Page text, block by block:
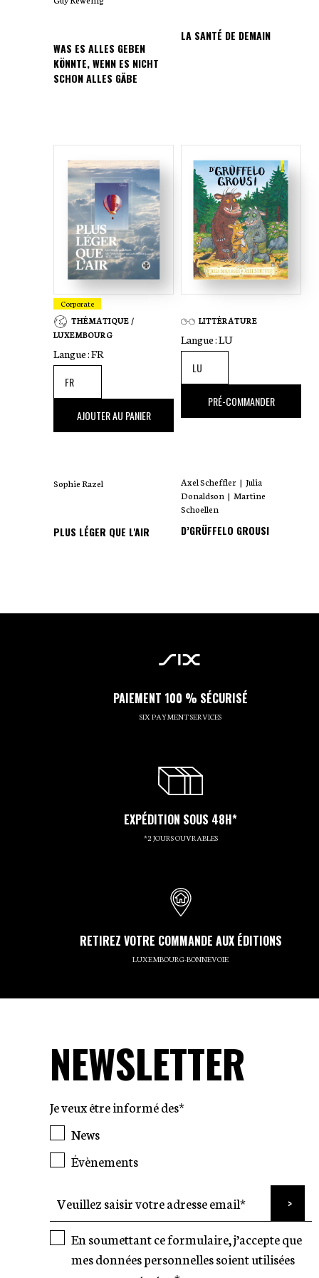
WAS ES ALLES GEBEN
KÖNNTE, WENN ES NICHT
SCHON ALLES GÄBE
LA SANTÉ DE DEMAIN
Corporate
THÉMATIQUE /
LUXEMBOURG
Langue :FR
,00 €
AJOUTER AU PANIER
Sophie Razel
PLUS LÉGER QUE L'AIR
LITTÉRATURE
Langue :LU
,00 €
PRÉ-COMMANDER
Axel Scheffler | Julia
Donaldson | Martine
Schoellen
D’GRÜFFELO GROUSI
PAIEMENT 100 % SÉCURISÉ
SIX PAYMENT SERVICES
EXPÉDITION SOUS 48H*
*2 JOURS OUVRABLES
RETIREZ VOTRE COMMANDE AUX ÉDITIONS
LUXEMBOURG-BONNEVOIE
NEWSLETTER
Je veux être informé des*
News
Évènements
En soumettant ce formulaire, j’accepte que
mes données personnelles soient utilisées